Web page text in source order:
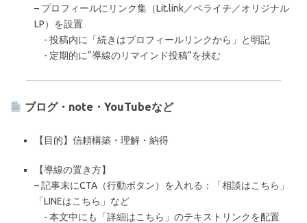
– プロフィールにリンク集（Lit.link／ペライチ／オリジナル
LP）を設置
- 投稿内に「続きはプロフィールリンクから」と明記
- 定期的に“導線のリマインド投稿”を挟む
ブログ・note・YouTubeなど
【目的】信頼構築・理解・納得
【導線の置き方】
– 記事末にCTA（行動ボタン）を入れる：「相談はこちら」
「LINEはこちら」など
- 本文中にも「詳細はこちら」のテキストリンクを配置